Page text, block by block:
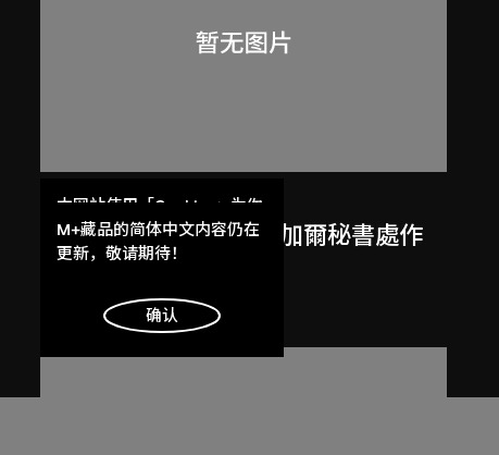
呂西安．埃爾韋
勒．柯比意於印度昌迪加爾秘書處作
畫
本网站使用「Cookies」为你
提供最好的网站体验。
了解更多
明白
M+藏品的简体中文内容仍在
更新，敬请期待！
确认